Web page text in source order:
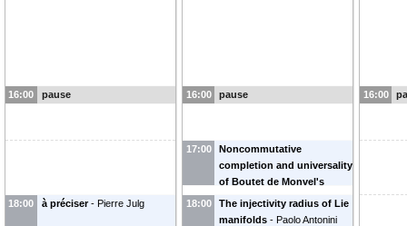
16:00 pause
18:00 à préciser - Pierre Julg
16:00 pause
17:00
Noncommutative
completion and universality
of Boutet de Monvel's
algebra
Karsten Bohlen
18:00
The injectivity radius of Lie
manifolds - Paolo Antonini
16:00